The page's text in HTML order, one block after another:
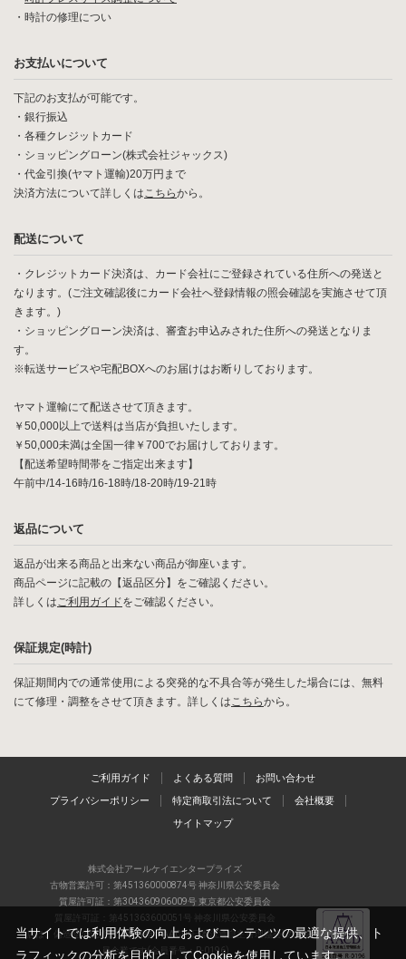
・ 時計の修理につい
お支払いについて
下記のお支払が可能です。
・銀行振込
・各種クレジットカード
・ショッピングローン(株式会社ジャックス)
・代金引換(ヤマト運輸)20万円まで
決済方法について詳しくはこちらから。
配送について
・クレジットカード決済は、カード会社にご登録されている住所への発送と
なります。(ご注文確認後にカード会社へ登録情報の照会確認を実施させて頂
きます。)
・ショッピングローン決済は、審査お申込みされた住所への発送となりま
す。
※転送サービスや宅配BOXへのお届けはお断りしております。
ヤマト運輸にて配送させて頂きます。
￥50,000以上で送料は当店が負担いたします。
￥50,000未満は全国一律￥700でお届けしております。
【配送希望時間帯をご指定出来ます】
午前中/14-16時/16-18時/18-20時/19-21時
返品について
返品が出来る商品と出来ない商品が御座います。
商品ページに記載の【返品区分】をご確認ください。
詳しくはご利用ガイドをご確認ください。
保証規定(時計)
保証期間内での通常使用による突発的な不具合等が発生した場合には、無料
にて修理・調整をさせて頂きます。詳しくはこちらから。
ご利用ガイド よくある質問 お問い合わせ
プライバシーポリシー 特定商取引法について 会社概要
サイトマップ
株式会社アールケイエンタープライズ
古物営業許可：第451360000874号 神奈川県公安委員会
質屋許可証：第304360906009号 東京都公安委員会
質屋許可証：第451363600051号 神奈川県公安委員会
当店は、偽造品の流通防止を目指すAACD(日本流通自主管理協会)の正会
員企業です(会員番号：R-0196)
当サイトでは利用体験の向上およびコンテンツの最適な提供、ト
ラフィックの分析を目的としてCookieを使用しています。